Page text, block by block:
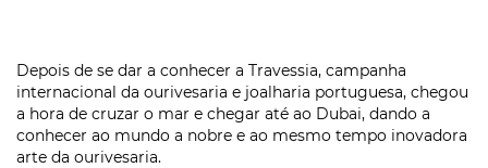
LOJA ONLINE
Depois de se dar a conhecer a Travessia, campanha
internacional da ourivesaria e joalharia portuguesa, chegou
a hora de cruzar o mar e chegar até ao Dubai, dando a
conhecer ao mundo a nobre e ao mesmo tempo inovadora
arte da ourivesaria.